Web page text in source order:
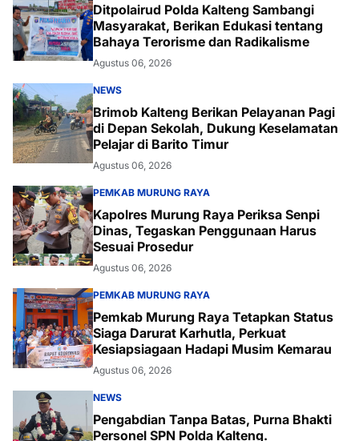
Ditpolairud Polda Kalteng Sambangi
Masyarakat, Berikan Edukasi tentang
Bahaya Terorisme dan Radikalisme
Agustus 06, 2026
NEWS
Brimob Kalteng Berikan Pelayanan Pagi
di Depan Sekolah, Dukung Keselamatan
Pelajar di Barito Timur
Agustus 06, 2026
PEMKAB MURUNG RAYA
Kapolres Murung Raya Periksa Senpi
Dinas, Tegaskan Penggunaan Harus
Sesuai Prosedur
Agustus 06, 2026
PEMKAB MURUNG RAYA
Pemkab Murung Raya Tetapkan Status
Siaga Darurat Karhutla, Perkuat
Kesiapsiagaan Hadapi Musim Kemarau
Agustus 06, 2026
NEWS
Pengabdian Tanpa Batas, Purna Bhakti
Personel SPN Polda Kalteng.